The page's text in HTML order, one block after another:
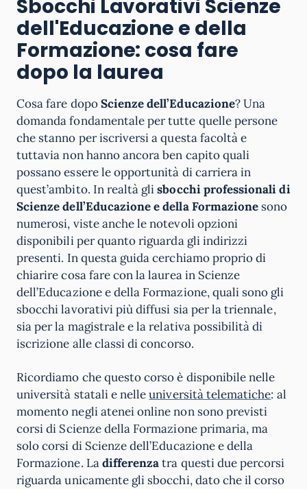
Sbocchi Lavorativi Scienze
dell'Educazione e della
Formazione: cosa fare
dopo la laurea
Cosa fare dopoScienze dell’Educazione? Una
domanda fondamentale per tutte quelle persone
che stanno per iscriversi a questa facoltà e
tuttavia non hanno ancora ben capito quali
possano essere le opportunità di carriera in
quest’ambito. In realtà glisbocchi professionali di
Scienze dell’Educazione e della Formazione sono
numerosi, viste anche le notevoli opzioni
disponibili per quanto riguarda gli indirizzi
presenti. In questa guida cerchiamo proprio di
chiarire cosa fare con la laurea in Scienze
dell’Educazione e della Formazione, quali sono gli
sbocchi lavorativi più diffusi sia per la triennale,
sia per la magistrale e la relativa possibilità di
iscrizione alle classi di concorso.
Ricordiamo che questo corso è disponibile nelle
università statali e nelleuniversità telematiche: al
momento negli atenei online non sono previsti
corsi di Scienze della Formazione primaria, ma
solo corsi di Scienze dell’Educazione e della
Formazione. Ladifferenzatra questi due percorsi
riguarda unicamente gli sbocchi, dato che il corso